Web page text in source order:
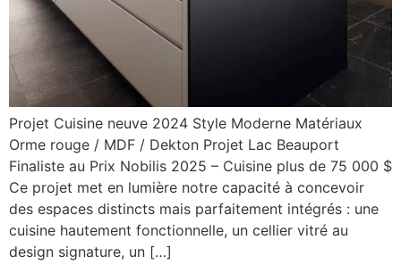
Projet Cuisine neuve 2024 Style Moderne Matériaux
Orme rouge / MDF / Dekton Projet Lac Beauport
Finaliste au Prix Nobilis 2025 – Cuisine plus de 75 000 $
Ce projet met en lumière notre capacité à concevoir
des espaces distincts mais parfaitement intégrés : une
cuisine hautement fonctionnelle, un cellier vitré au
design signature, un […]